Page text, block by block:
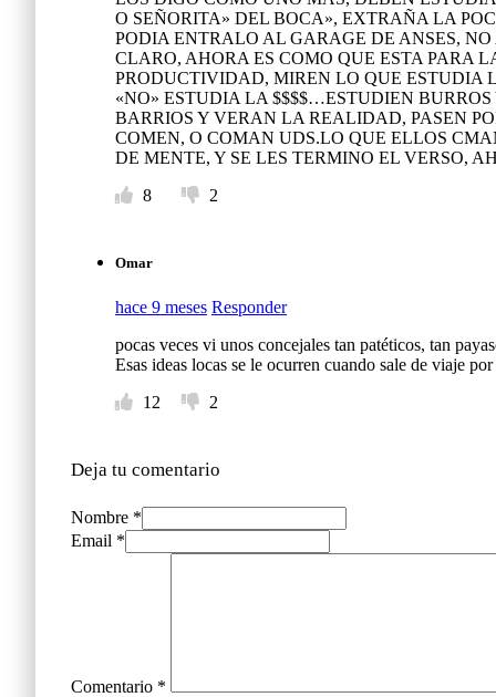
O SEÑORITA» DEL BOCA», EXTRAÑA LA
PODIA ENTRALO AL GARAGE DE ANSES,
CLARO, AHORA ES COMO QUE ESTA PARA
PRODUCTIVIDAD, MIREN LO QUE ESTUDIA
«NO» ESTUDIA LA $$$$…ESTUDIEN
BARRIOS Y VERAN LA REALIDAD, PASEN
COMEN, O COMAN UDS.LO QUE ELLOS
DE MENTE, Y SE LES TERMINO EL VERSO,
8
2
Omar
hace 9 meses Responder
pocas veces vi unos concejales tan patéticos, tan
Esas ideas locas se le ocurren cuando sale de viaje
12
2
Deja tu comentario
Nombre *
Email *
Comentario *